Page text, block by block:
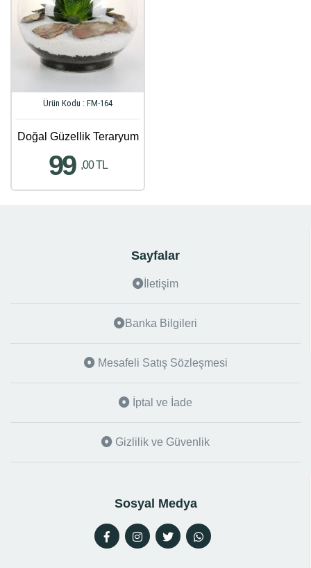
Ürün Kodu : FM-164
Doğal Güzellik Teraryum
99 ,00 TL
Sayfalar
İletişim
Banka Bilgileri
Mesafeli Satış Sözleşmesi
İptal ve İade
Gizlilik ve Güvenlik
Sosyal Medya